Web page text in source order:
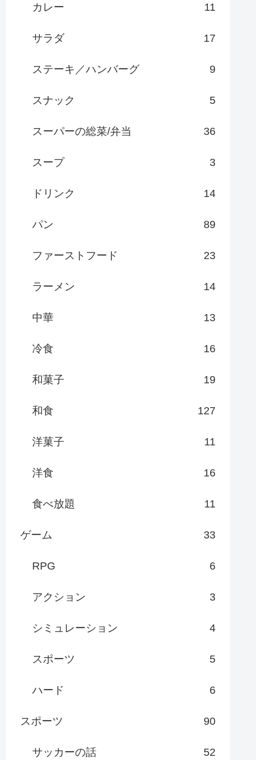
カレー 11
サラダ 17
ステーキ／ハンバーグ 9
スナック 5
スーパーの総菜/弁当 36
スープ 3
ドリンク 14
パン 89
ファーストフード 23
ラーメン 14
中華 13
冷食 16
和菓子 19
和食 127
洋菓子 11
洋食 16
食べ放題 11
ゲーム 33
RPG 6
アクション 3
シミュレーション 4
スポーツ 5
ハード 6
スポーツ 90
サッカーの話 52